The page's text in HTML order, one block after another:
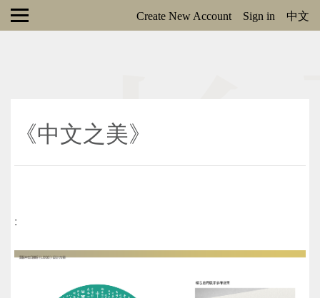
Create New Account Sign in 中文
《中文之美》
: